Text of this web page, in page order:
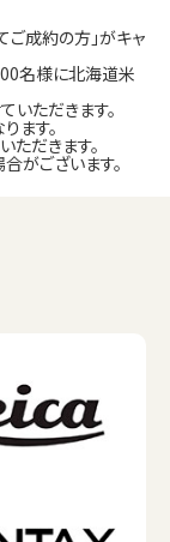
ご成約の方」がキャ
名様に北海道米
ただきます。
ます。
ただきます。
がございます。